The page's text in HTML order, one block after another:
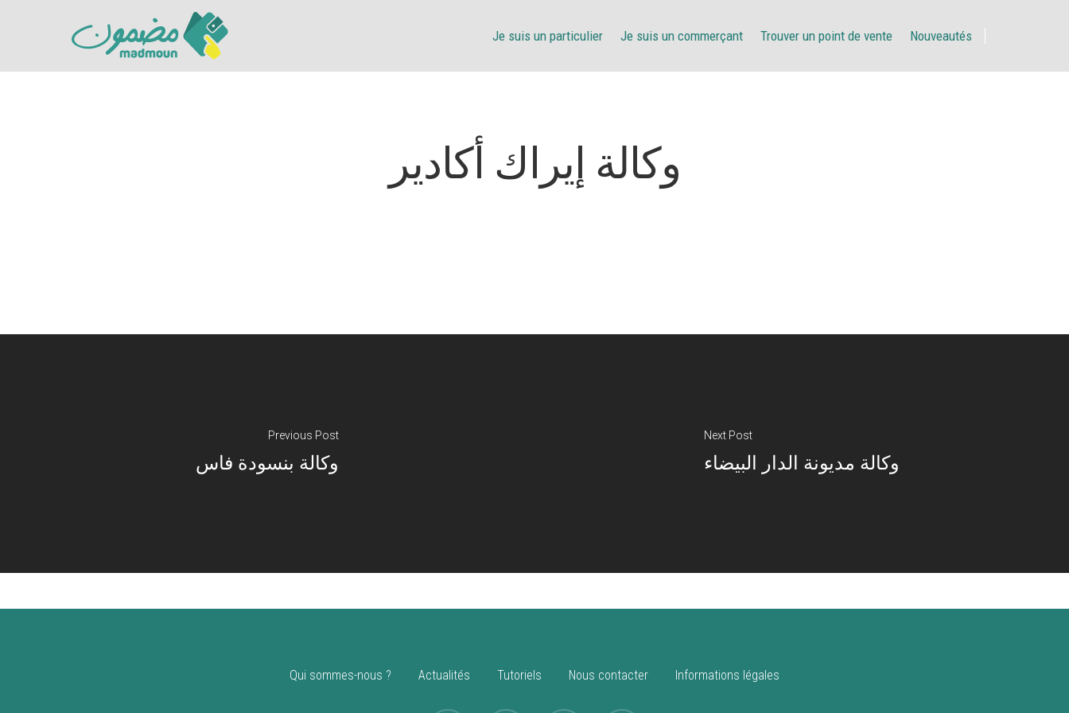
Je suis un particulier Je suis un commerçant Trouver un point de vente Nouveautés
وكالة إيراك أكادير
Previous Post
وكالة بنسودة فاس
Next Post
وكالة مديونة الدار البيضاء
Qui sommes-nous ? Actualités Tutoriels Nous contacter Informations légales